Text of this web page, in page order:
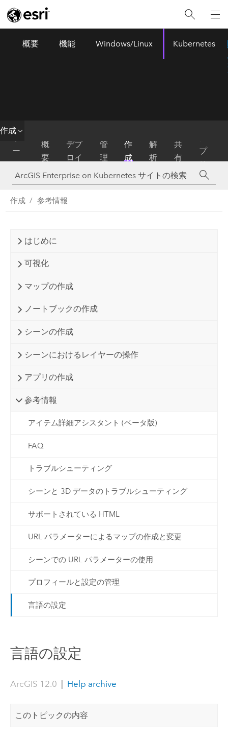
概要 機能 Windows/Linux Kubernetes
作成
ホ
ー
ム
概
要
デプ
ロイ
管
理
作
成
解
析
共
有
プ
リ
作成 参考情報
はじめに
可視化
マップの作成
ノートブックの作成
シーンの作成
シーンにおけるレイヤーの操作
アプリの作成
参考情報
アイテム詳細アシスタント (ベータ版)
FAQ
トラブルシューティング
シーンと 3D データのトラブルシューティング
サポートされている HTML
URL パラメーターによるマップの作成と変更
シーンでの URL パラメーターの使用
プロフィールと設定の管理
言語の設定
言語の設定
ArcGIS 12.0 | Help archive
このトピックの内容